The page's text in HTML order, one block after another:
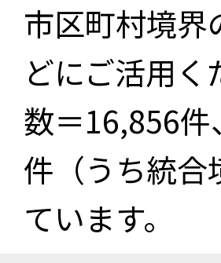
市区町村境界
どにご活用
数＝16,856
件（うち統
ています。